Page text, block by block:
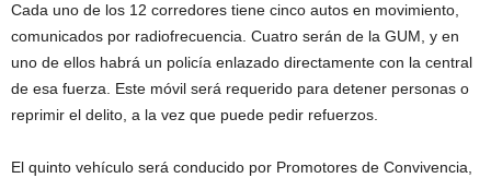
Cada uno de los 12 corredores tiene cinco autos en movimiento,
comunicados por radiofrecuencia. Cuatro serán de la GUM, y en
uno de ellos habrá un policía enlazado directamente con la central
de esa fuerza. Este móvil será requerido para detener personas o
reprimir el delito, a la vez que puede pedir refuerzos.
El quinto vehículo será conducido por Promotores de Convivencia,